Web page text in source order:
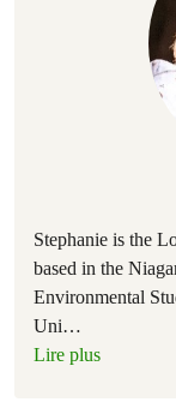
Stephanie is the
based in the
Environmental
Uni…
Lire plus